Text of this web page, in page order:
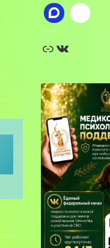
Ссылка